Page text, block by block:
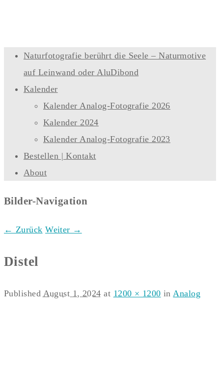
Naturfotografie berührt die Seele – Naturmotive
auf Leinwand oder AluDibond
Kalender
Kalender Analog-Fotografie 2026
Kalender 2024
Kalender Analog-Fotografie 2023
Bestellen | Kontakt
About
Bilder-Navigation
← Zurück Weiter →
Distel
Published August 1, 2024 at 1200 × 1200 inAnalog